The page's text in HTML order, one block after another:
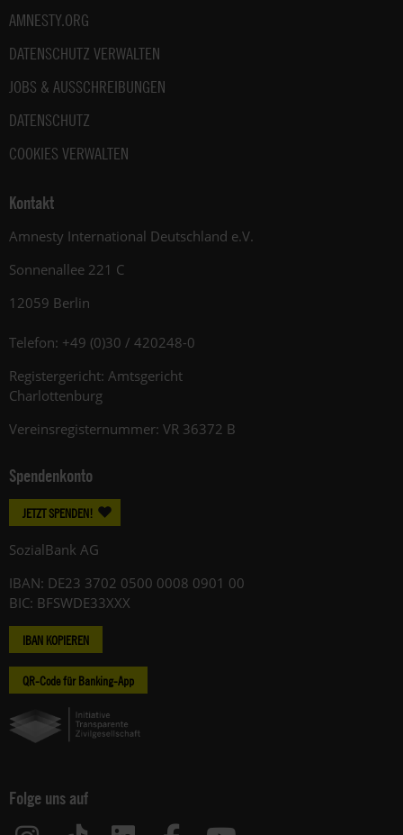
AMNESTY.ORG
DATENSCHUTZ VERWALTEN
JOBS & AUSSCHREIBUNGEN
DATENSCHUTZ
COOKIES VERWALTEN
Kontakt
Amnesty International Deutschland e.V.
Sonnenallee 221 C
12059 Berlin
Telefon: +49 (0)30 / 420248-0
Registergericht: Amtsgericht
Charlottenburg
Vereinsregisternummer: VR 36372 B
Spendenkonto
JETZT SPENDEN!
SozialBank AG
IBAN: DE23 3702 0500 0008 0901 00
BIC: BFSWDE33XXX
IBAN KOPIEREN
QR-Code für Banking-App
Folge uns auf